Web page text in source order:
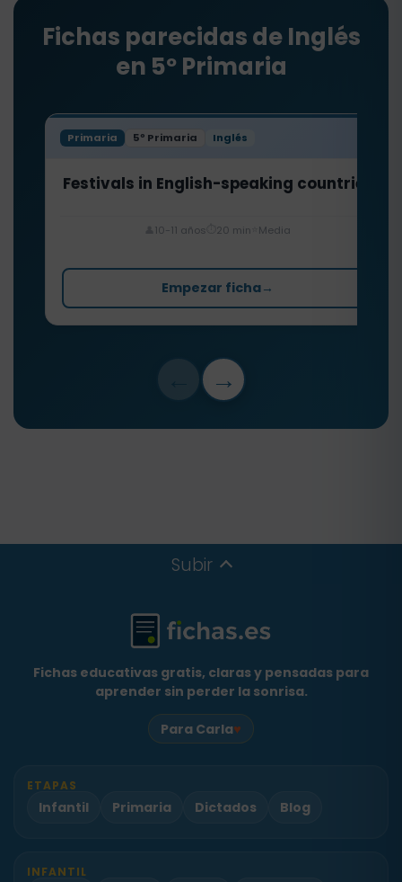
Fichas parecidas de Inglés
en 5º Primaria
Primaria 5º Primaria Inglés
Festivals in English-speaking countries
10-11 años 20 min Media
Empezar ficha→
→
Subir
Fichas educativas gratis, claras y pensadas para
aprender sin perder la sonrisa.
Para Carla♥
ETAPAS
Infantil Primaria Dictados Blog
INFANTIL